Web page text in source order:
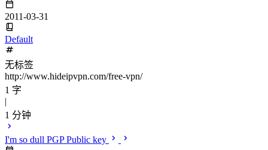
2011-03-31
Default
无标签
http://www.hideipvpn.com/free-vpn/
1 字
|
1 分钟
I'm so dull PGP Public key